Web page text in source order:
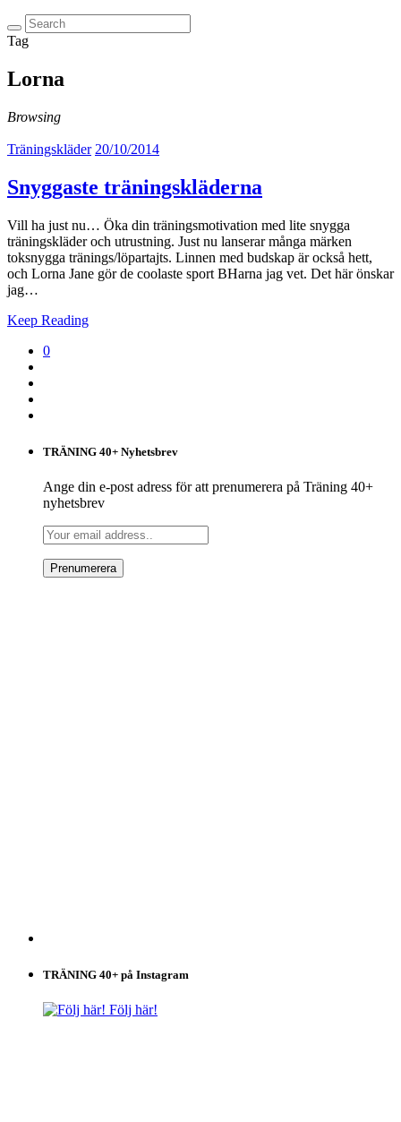
Tag
Lorna
Browsing
Träningskläder 20/10/2014
Snyggaste träningskläderna
Vill ha just nu… Öka din träningsmotivation med lite snygga
träningskläder och utrustning. Just nu lanserar många märken
toksnygga tränings/löpartajts. Linnen med budskap är också hett,
och Lorna Jane gör de coolaste sport BHarna jag vet. Det här önskar
jag…
Keep Reading
0
TRÄNING 40+ Nyhetsbrev
Ange din e-post adress för att prenumerera på Träning 40+
nyhetsbrev
TRÄNING 40+ på Instagram
Följ här!